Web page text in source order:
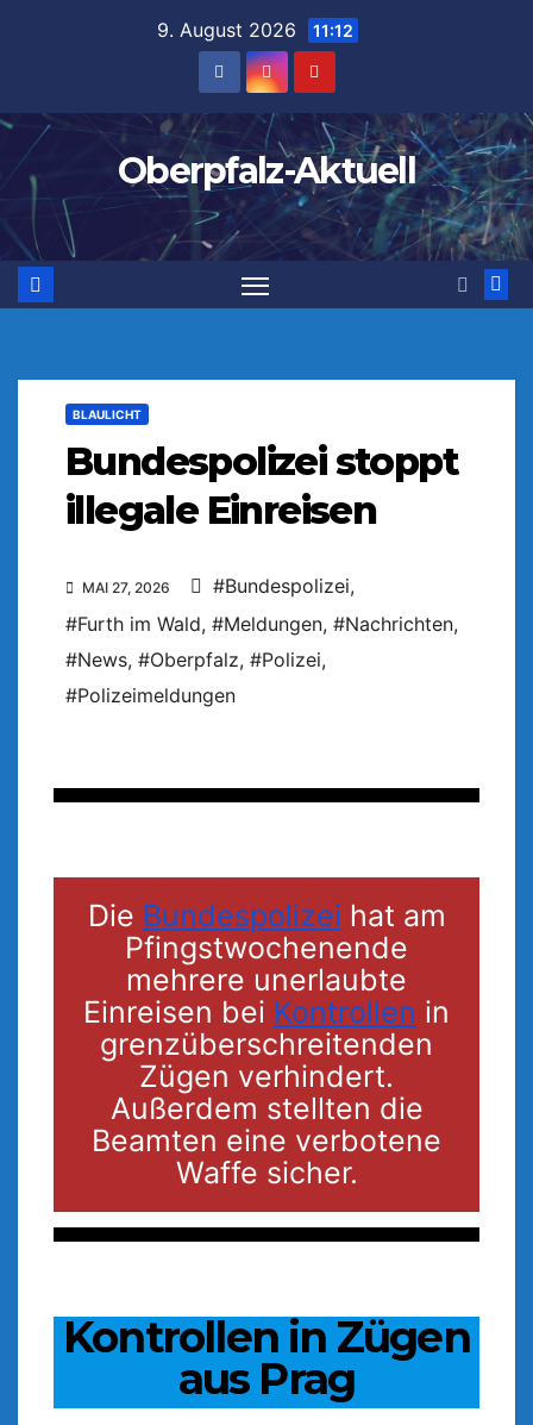
9. August 2026 11:12
Oberpfalz-Aktuell
BLAULICHT
Bundespolizei stoppt
illegale Einreisen
MAI 27, 2026 #Bundespolizei,
#Furth im Wald, #Meldungen, #Nachrichten,
#News, #Oberpfalz, #Polizei,
#Polizeimeldungen
Die Bundespolizei hat am
Pfingstwochenende
mehrere unerlaubte
Einreisen bei Kontrollen in
grenzüberschreitenden
Zügen verhindert.
Außerdem stellten die
Beamten eine verbotene
Waffe sicher.
Kontrollen in Zügen
aus Prag